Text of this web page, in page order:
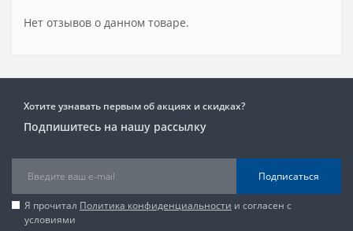
Нет отзывов о данном товаре.
Хотите узнавать первым об акциях и скидках?
Подпишитесь на нашу рассылку
Подписаться
Я прочитал Политика конфиденциальности и согласен с
условиями